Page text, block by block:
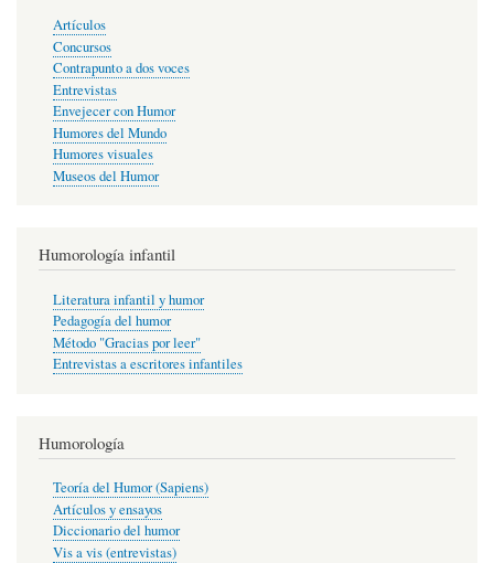
Artículos
Concursos
Contrapunto a dos voces
Entrevistas
Envejecer con Humor
Humores del Mundo
Humores visuales
Museos del Humor
Humorología infantil
Literatura infantil y humor
Pedagogía del humor
Método "Gracias por leer"
Entrevistas a escritores infantiles
Humorología
Teoría del Humor (Sapiens)
Artículos y ensayos
Diccionario del humor
Vis a vis (entrevistas)